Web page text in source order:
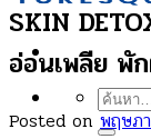
ค้นหา:
SKIN
อ่อนเพลีย พั
Posted onพฤษภ